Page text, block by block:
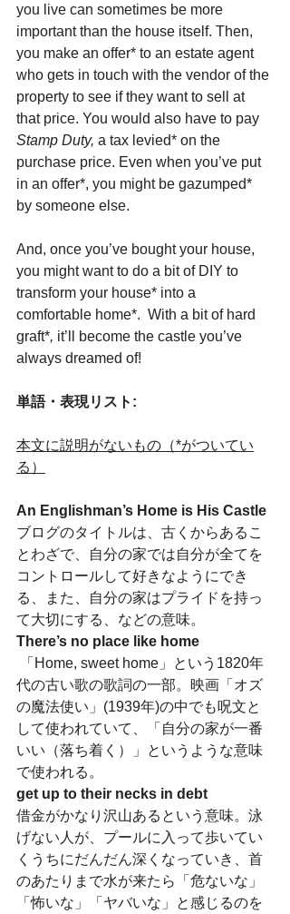
you live can sometimes be more
important than the house itself. Then,
you make an offer* to an estate agent
who gets in touch with the vendor of the
property to see if they want to sell at
that price. You would also have to pay
Stamp Duty, a tax levied* on the
purchase price. Even when you’ve put
in an offer*, you might be gazumped*
by someone else.
And, once you’ve bought your house,
you might want to do a bit of DIY to
transform your house* into a
comfortable home*.  With a bit of hard
graft*, it’ll become the castle you’ve
always dreamed of!
単語・表現リスト:
本文に説明がないもの（*がついてい
る）
An Englishman’s Home is His Castle
ブログのタイトルは、古くからあるこ
とわざで、自分の家では自分が全てを
コントロールして好きなようにでき
る、また、自分の家はプライドを持っ
て大切にする、などの意味。
There’s no place like home
代の古い歌の歌詞の一部。映画「オズ
の魔法使い」(1939年)の中でも呪文と
して使われていて、「自分の家が一番
いい（落ち着く）」というような意味
で使われる。
get up to their necks in debt
借金がかなり沢山あるという意味。泳
げない人が、プールに入って歩いてい
くうちにだんだん深くなっていき、首
のあたりまで水が来たら「危ないな」
「怖いな」「ヤバいな」と感じるのを